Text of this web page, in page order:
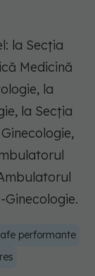
la Secţia
Medicină
la
la Secţia
performante